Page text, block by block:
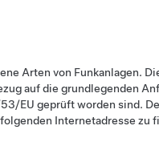
Arten von Funkanlagen.
auf die grundlegenden
EU geprüft worden sind.
Internetadresse zu